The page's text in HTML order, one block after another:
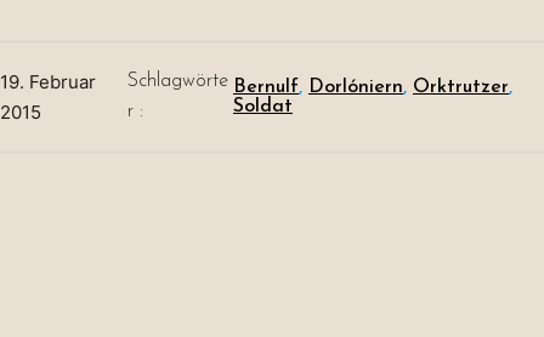
19. Februar
2015
Schlagwörte
r :
Bernulf, Dorlóniern, Orktrutzer
Soldat